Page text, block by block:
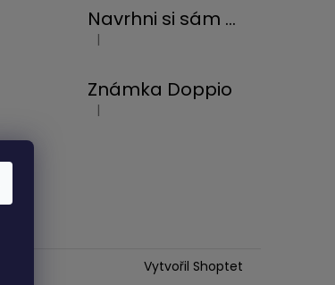
Navrhni si sám přepínací vodítko
Hodnocení produktu je 5 z 5 hvězdiček.
|
Známka Doppio
Hodnocení produktu je 5 z 5 hvězdiček.
|
Vytvořil Shoptet